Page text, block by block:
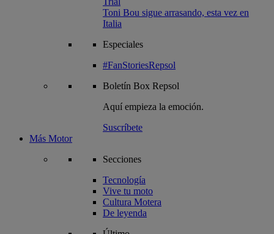
Toni Bou sigue arrasando, esta vez en
Italia
Especiales
#FanStoriesRepsol
Boletín Box Repsol
Aquí empieza la emoción.
Suscríbete
Más Motor
Secciones
Tecnología
Vive tu moto
Cultura Motera
De leyenda